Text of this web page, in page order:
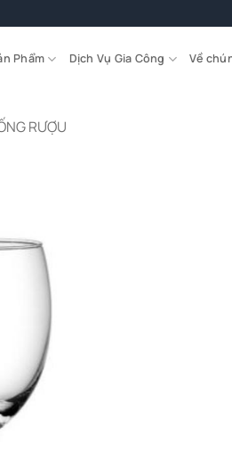
Phẩm Dịch Vụ Gia Công Về
RƯỢU